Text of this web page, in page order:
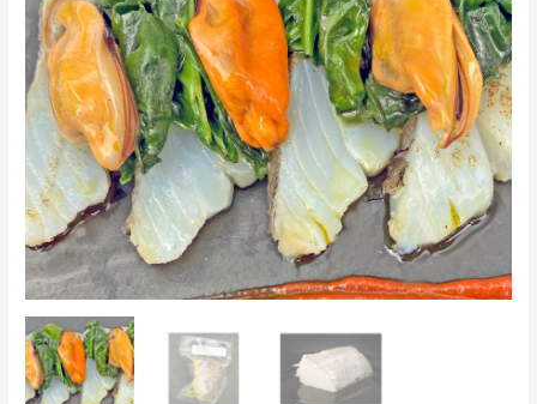
280
G.
cantidad